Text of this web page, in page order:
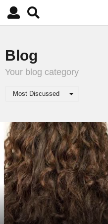
Blog
Your blog category
Most Discussed